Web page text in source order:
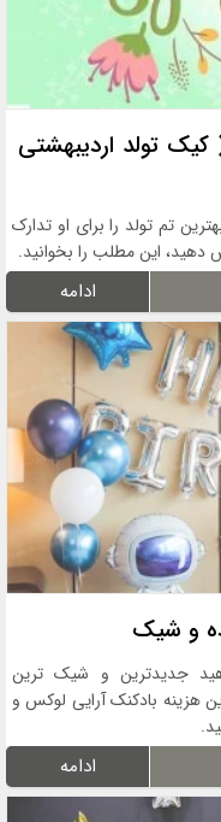
تولد اردیبهشتی
تم تولد را برای او تدارک
دهید، این مطلب را بخوانید.
ادامه
و شیک
جدیدترین و شیک ترین
هزینه بادکنک آرایی لوکس و
ادامه